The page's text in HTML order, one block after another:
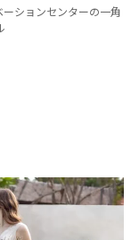
ット
ン
ションセンターの一角